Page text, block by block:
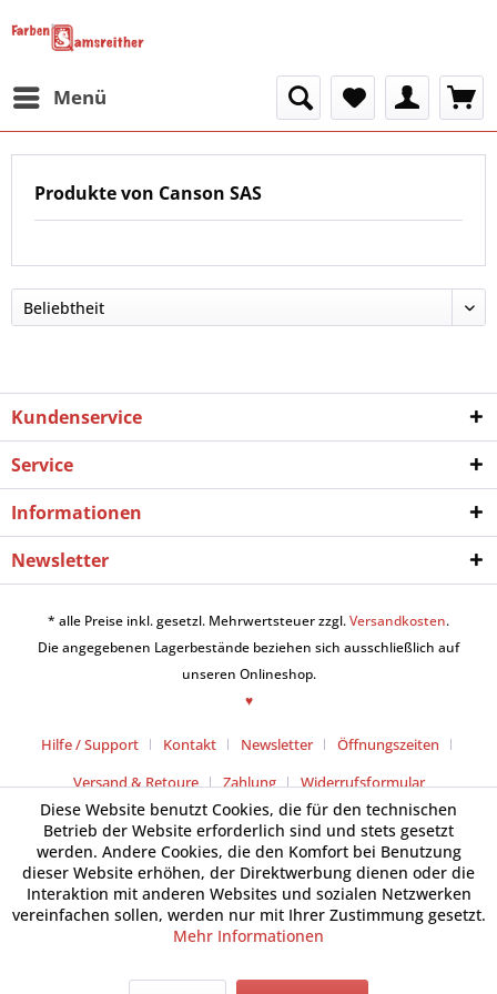
Menü
Produkte von Canson SAS
Kundenservice
Service
Informationen
Newsletter
* alle Preise inkl. gesetzl. Mehrwertsteuer zzgl.Versandkosten.
Die angegebenen Lagerbestände beziehen sich ausschließlich auf
unseren Onlineshop.
♥
Hilfe / Support Kontakt Newsletter
Öffnungszeiten
Versand & Retoure
Zahlung Widerrufsformular
Diese Website benutzt Cookies, die für den technischen
Betrieb der Website erforderlich sind und stets gesetzt
werden. Andere Cookies, die den Komfort bei Benutzung
dieser Website erhöhen, der Direktwerbung dienen oder die
Interaktion mit anderen Websites und sozialen Netzwerken
vereinfachen sollen, werden nur mit Ihrer Zustimmung gesetzt.
Mehr Informationen